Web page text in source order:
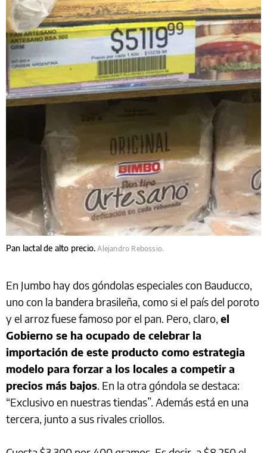
Pan lactal de alto precio.Alejandro Rebossio.
En Jumbo hay dos góndolas especiales con Bauducco,
uno con la bandera brasileña, como si el país del poroto
y el arroz fuese famoso por el pan. Pero, claro, el
Gobierno se ha ocupado de celebrar la
importación de este producto como estrategia
modelo para forzar a los locales a competir a
precios más bajos. En la otra góndola se destaca:
“Exclusivo en nuestras tiendas”. Además está en una
tercera, junto a sus rivales criollos.